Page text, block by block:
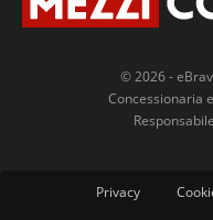
© 2026 -
Concessionaria
Privacy